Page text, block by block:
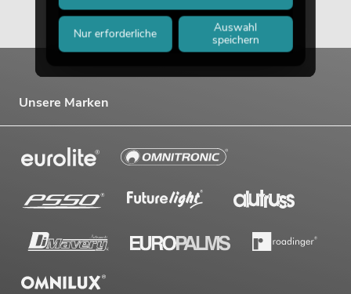
Unsere Marken
Nur erforderliche
Auswahl
speichern